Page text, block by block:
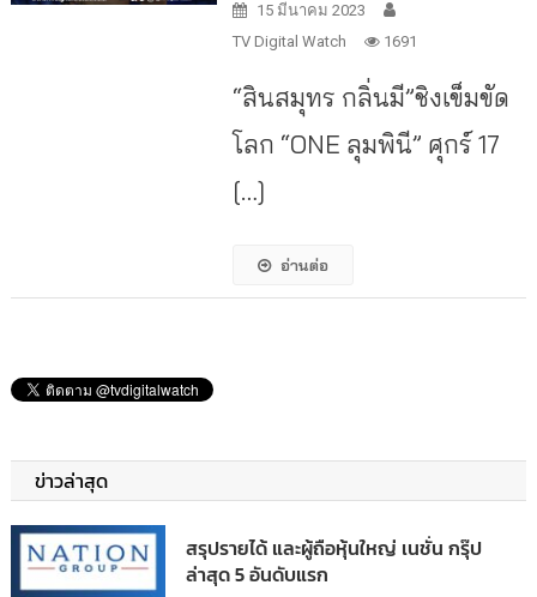
15 มีนาคม 2023
TV Digital Watch
1691
“สินสมุทร กลิ่นมี”ชิงเข็มขัด
โลก “ONE ลุมพินี” ศุกร์ 17
[…]
อ่านต่อ
ข่าวล่าสุด
สรุปรายได้ และผู้ถือหุ้นใหญ่ เนชั่น กรุ๊ป
ล่าสุด 5 อันดับแรก